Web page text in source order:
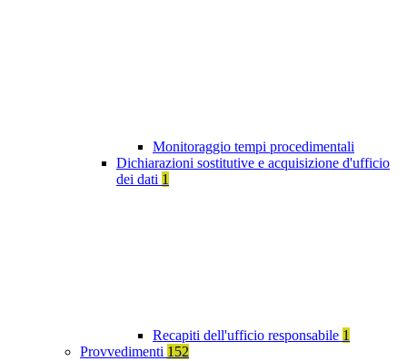
Monitoraggio tempi procedimentali
Dichiarazioni sostitutive e acquisizione d'ufficio
dei dati 1
Recapiti dell'ufficio responsabile 1
Provvedimenti 152